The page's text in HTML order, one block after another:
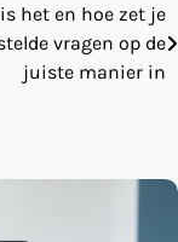
is het en hoe zet je
vragen op de
juiste manier in